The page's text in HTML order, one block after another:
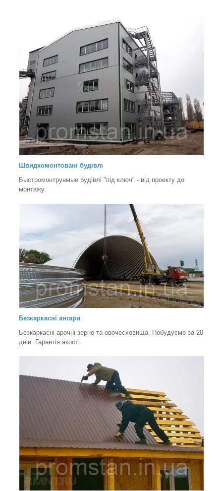
Швидкомонтовані будівлі
Быстромонтруемые будівлі "під ключ" - від проекту до
монтажу.
Безкаркасні ангари
Безкаркасні арочні зерно та овочесховища. Побудуємо за 20
днів. Гарантія якості.